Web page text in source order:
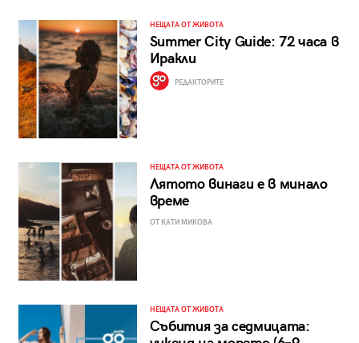
НЕЩАТА ОТ ЖИВОТА
Summer City Guide: 72 часа в
Иракли
РЕДАКТОРИТЕ
НЕЩАТА ОТ ЖИВОТА
Лятото винаги е в минало
време
ОТ КАТИ МИКОВА
НЕЩАТА ОТ ЖИВОТА
Събития за седмицата: